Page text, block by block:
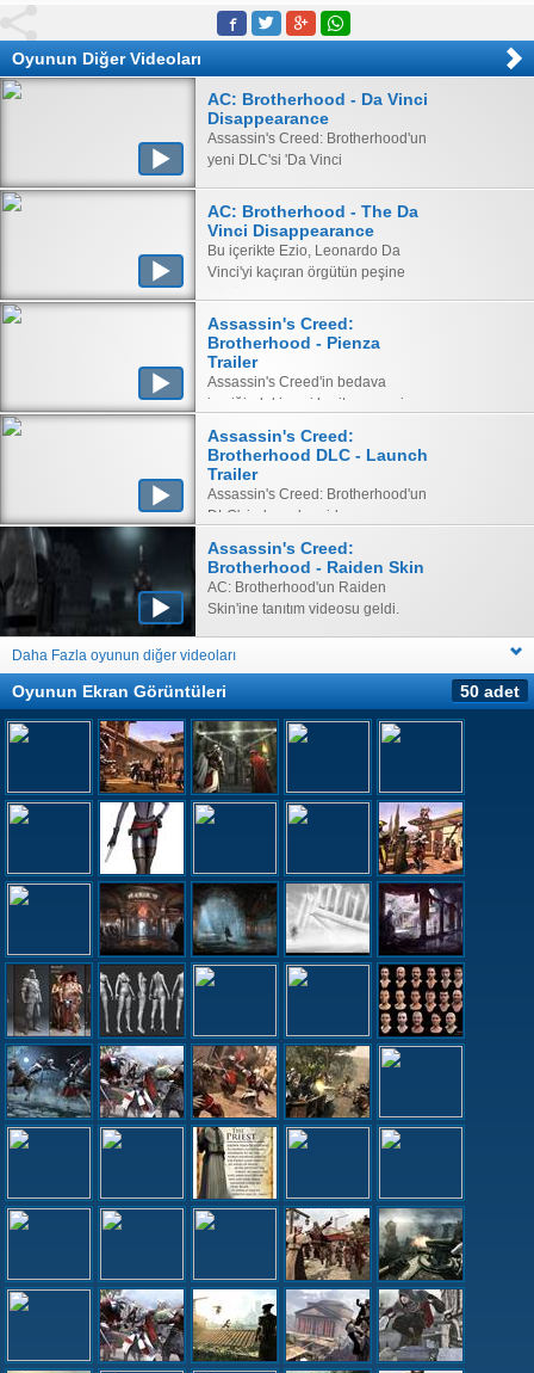
Oyunun Diğer Videoları
AC: Brotherhood - Da Vinci
Disappearance
Assassin's Creed: Brotherhood'un
yeni DLC'si 'Da Vinci
AC: Brotherhood - The Da
Vinci Disappearance
Bu içerikte Ezio, Leonardo Da
Vinci'yi kaçıran örgütün peşine
Assassin's Creed:
Brotherhood - Pienza
Trailer
Assassin's Creed'in bedava
içeriğindeki yeni harita ve yeni
Assassin's Creed:
Brotherhood DLC - Launch
Trailer
Assassin's Creed: Brotherhood'un
DLC'sinden çıkış videosu.
Assassin's Creed:
Brotherhood - Raiden Skin
AC: Brotherhood'un Raiden
Skin'ine tanıtım videosu geldi.
Daha Fazla oyunun diğer videoları
Oyunun Ekran Görüntüleri 50 adet